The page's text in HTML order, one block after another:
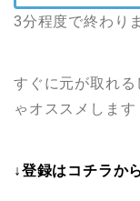
3分程度で終わり
すぐに元が取れ
ゃオススメします
↓登録はコチラか